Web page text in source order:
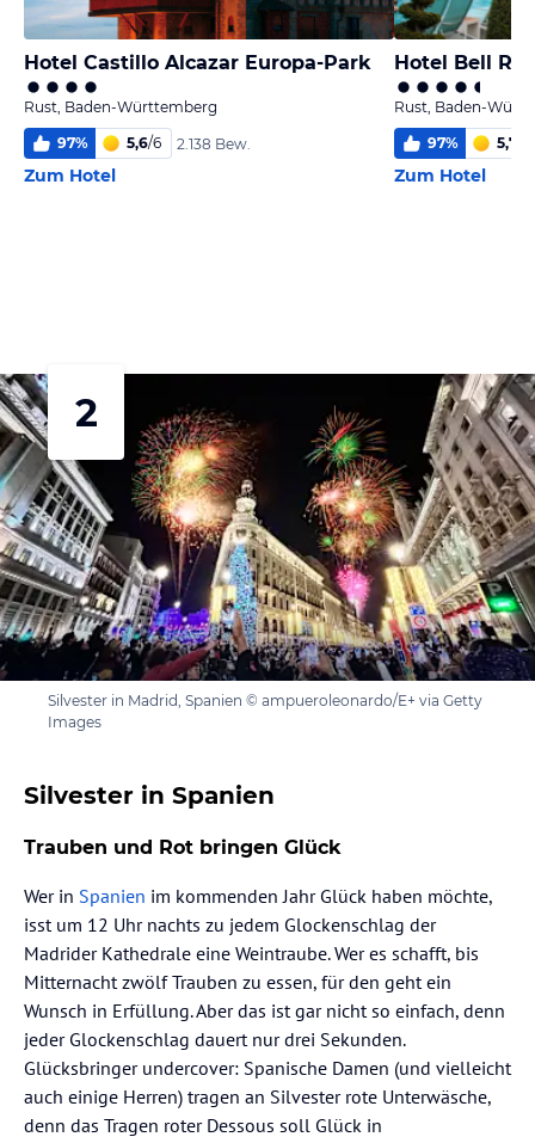
Hotel Castillo Alcazar Europa-Park
Rust, Baden-Württemberg
97% 5,6/6 2.138 Bew.
Zum Hotel
Hotel Bell
Rust, Baden-
97% 5,7
Zum Hotel
2
Silvester in Madrid, Spanien © ampueroleonardo/E+ via Getty
Images
Silvester in Spanien
Trauben und Rot bringen Glück
Wer in Spanien im kommenden Jahr Glück haben möchte,
isst um 12 Uhr nachts zu jedem Glockenschlag der
Madrider Kathedrale eine Weintraube. Wer es schafft, bis
Mitternacht zwölf Trauben zu essen, für den geht ein
Wunsch in Erfüllung. Aber das ist gar nicht so einfach, denn
jeder Glockenschlag dauert nur drei Sekunden.
Glücksbringer undercover: Spanische Damen (und vielleicht
auch einige Herren) tragen an Silvester rote Unterwäsche,
denn das Tragen roter Dessous soll Glück in